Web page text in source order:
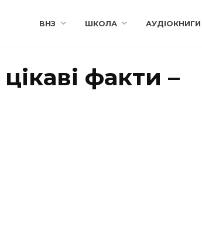
ВНЗ ШКОЛА АУДІОКНИГИ
факти –